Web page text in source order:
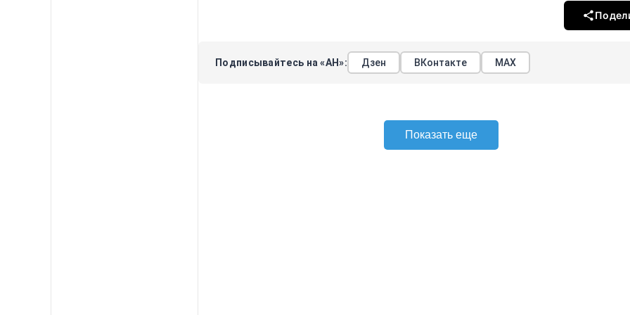
Подписывайтесь на «АН»: Дзен ВКонтакте МАХ
Показать еще